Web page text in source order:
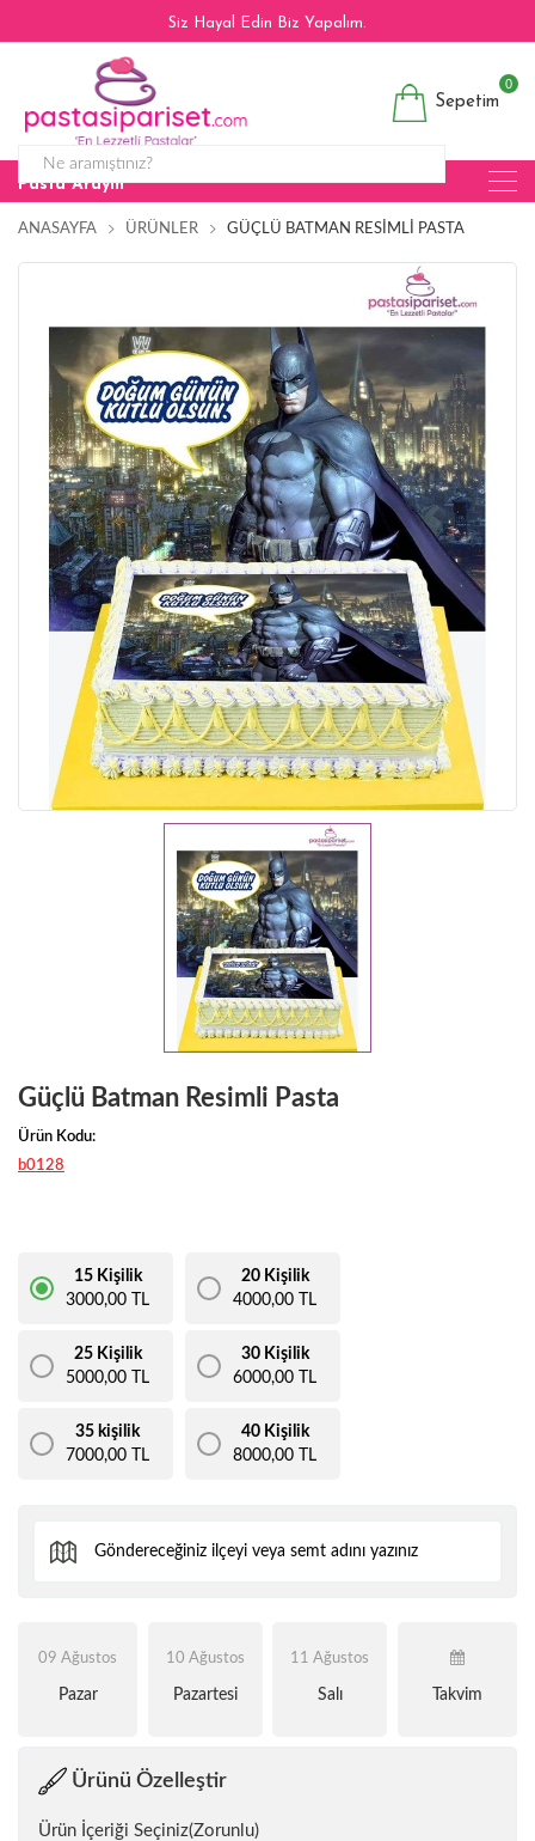
Siz Hayal Edin Biz Yapalım.
Sepetim
0
Pasta Arayın
ANASAYFA ÜRÜNLER GÜÇLÜ BATMAN RESIMLI PASTA
Güçlü Batman Resimli Pasta
Ürün Kodu:
b0128
15 Kişilik
3000,00 TL
20 Kişilik
4000,00 TL
25 Kişilik
5000,00 TL
30 Kişilik
6000,00 TL
35 kişilik
7000,00 TL
40 Kişilik
8000,00 TL
09 Ağustos
Pazar
10 Ağustos
Pazartesi
11 Ağustos
Salı Takvim
Ürünü Özelleştir
Ürün İçeriği Seçiniz(Zorunlu)